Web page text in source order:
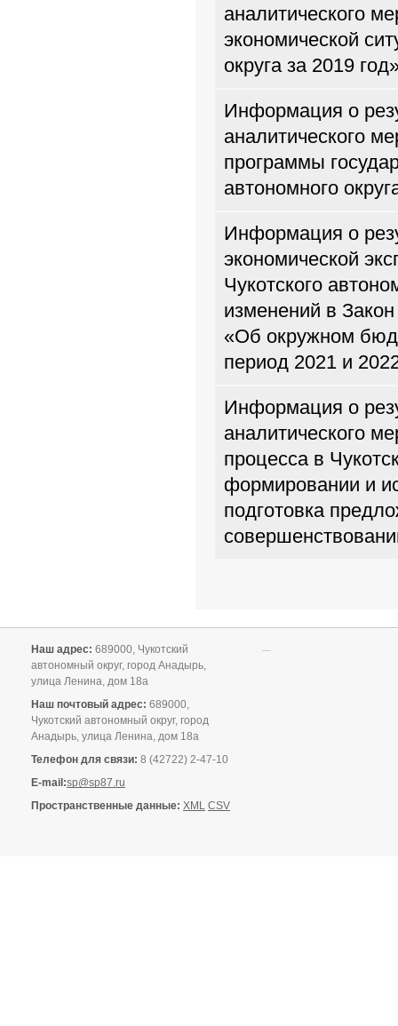
аналитического
экономической
округа за 2019
Информация о
аналитического
программы
автономного
Информация о
экономической
Чукотского
изменений в Закон
«Об окружном
период 2021 и
Информация о
аналитического
процесса в
формировании и
подготовка
Наш адрес: 689000, Чукотский
автономный округ, город Анадырь,
улица Ленина, дом 18а
Наш почтовый адрес: 689000,
Чукотский автономный округ, город
Анадырь, улица Ленина, дом 18а
Телефон для связи: 8 (42722) 2-47-10
E-mail:sp@sp87.ru
Пространственные данные: XML CSV